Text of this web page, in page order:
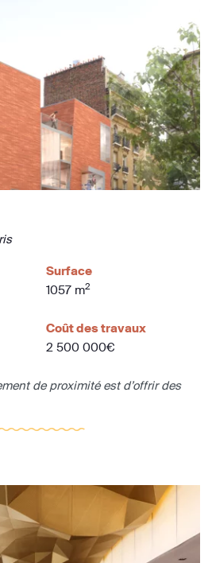
Surface
1057 m2
Coût des travaux
2 500 000€
de proximité est d’offrir des